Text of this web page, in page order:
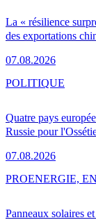
La « résilience
des exportations
07.08.2026
Quatre pays
Russie pour
07.08.2026
POLITIQUE
Panneaux solaires
PROENERGIE,